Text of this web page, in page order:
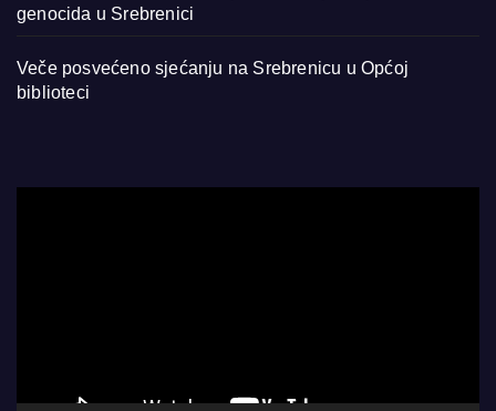
genocida u Srebrenici
Veče posvećeno sjećanju na Srebrenicu u Općoj
biblioteci